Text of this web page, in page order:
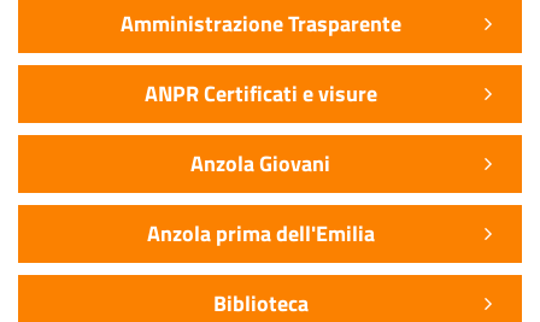
Amministrazione Trasparente
ANPR Certificati e visure
Anzola Giovani
Anzola prima dell'Emilia
Biblioteca